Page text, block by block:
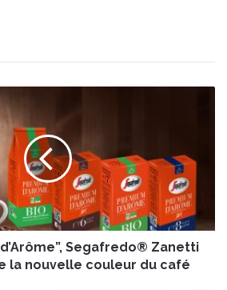
Segafredo® Zanetti
la nouvelle couleur du café